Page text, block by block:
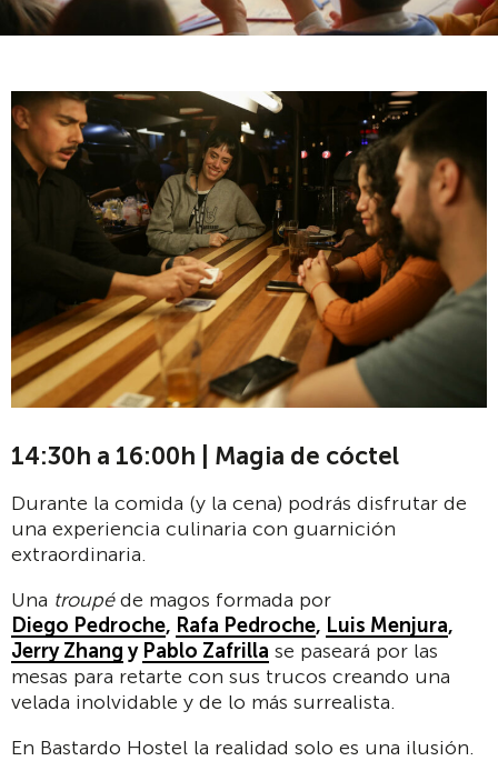
14:30h a 16:00h | Magia de cóctel
Durante la comida (y la cena) podrás disfrutar de
una experiencia culinaria con guarnición
extraordinaria.
Una troupéde magos formada por
Diego Pedroche, Rafa Pedroche, Luis Menjura,
Jerry Zhang y Pablo Zafrilla se paseará por las
mesas para retarte con sus trucos creando una
velada inolvidable y de lo más surrealista.
En Bastardo Hostel la realidad solo es una ilusión.